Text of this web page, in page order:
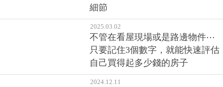
細節
2025.03.02
不管在看屋現場或是路邊物件⋯
只要記住3個數字，就能快速評估
自己買得起多少錢的房子
2024.12.11